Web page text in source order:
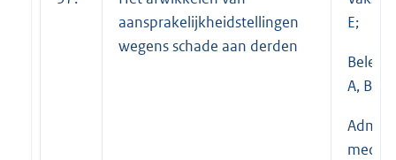
aansprakelijkheidstellingen
wegens schade aan derden
E;
A, B en